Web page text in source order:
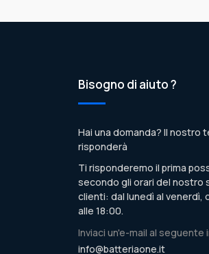
Bisogno di aiuto ?
Hai una domanda? Il nostro
risponderà
Ti risponderemo il prima
secondo gli orari del nostro
clienti: dal lunedì al venerdì,
alle 18:00.
Inviaci un'e-mail al seguente
info@batteriaone.it